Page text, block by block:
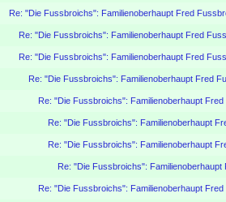
Re: "Die Fussbroichs": Familienoberhaupt Fred
Re: "Die Fussbroichs": Familienoberhaupt Fred
Re: "Die Fussbroichs": Familienoberhaupt Fred
Re: "Die Fussbroichs": Familienoberhaupt Fred
Re: "Die Fussbroichs": Familienoberhaupt
Re: "Die Fussbroichs": Familienoberhaupt
Re: "Die Fussbroichs": Familienoberhaupt
Re: "Die Fussbroichs":
Re: "Die Fussbroichs": Familienoberhaupt